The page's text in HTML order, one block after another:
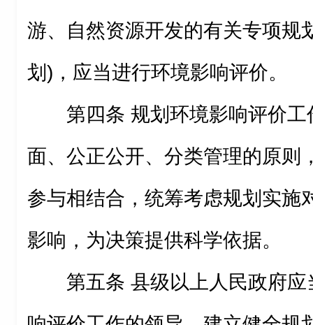
游、自然资源开发的有关专项规
划)，应当进行环境影响评价。
第四条 规划环境影响评价
面、公正公开、分类管理的原则
参与相结合，统筹考虑规划实施
影响，为决策提供科学依据。
第五条 县级以上人民政府